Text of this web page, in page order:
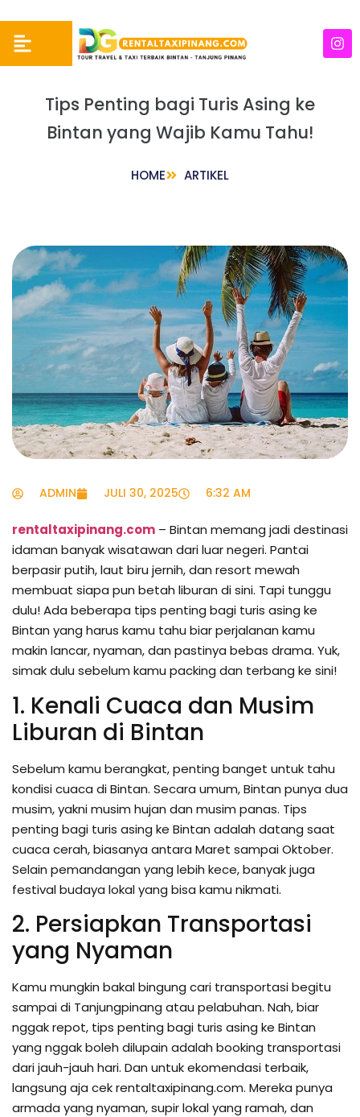
Tips Penting bagi Turis Asing ke
Bintan yang Wajib Kamu Tahu!
HOME ARTIKEL
ADMIN JULI 30, 2025 6:32 AM
rentaltaxipinang.com – Bintan memang jadi destinasi
idaman banyak wisatawan dari luar negeri. Pantai
berpasir putih, laut biru jernih, dan resort mewah
membuat siapa pun betah liburan di sini. Tapi tunggu
dulu! Ada beberapa tips penting bagi turis asing ke
Bintan yang harus kamu tahu biar perjalanan kamu
makin lancar, nyaman, dan pastinya bebas drama. Yuk,
simak dulu sebelum kamu packing dan terbang ke sini!
1. Kenali Cuaca dan Musim
Liburan di Bintan
Sebelum kamu berangkat, penting banget untuk tahu
kondisi cuaca di Bintan. Secara umum, Bintan punya dua
musim, yakni musim hujan dan musim panas. Tips
penting bagi turis asing ke Bintan adalah datang saat
cuaca cerah, biasanya antara Maret sampai Oktober.
Selain pemandangan yang lebih kece, banyak juga
festival budaya lokal yang bisa kamu nikmati.
2. Persiapkan Transportasi
yang Nyaman
Kamu mungkin bakal bingung cari transportasi begitu
sampai di Tanjungpinang atau pelabuhan. Nah, biar
nggak repot, tips penting bagi turis asing ke Bintan
yang nggak boleh dilupain adalah booking transportasi
dari jauh-jauh hari. Dan untuk ekomendasi terbaik,
langsung aja cek rentaltaxipinang.com. Mereka punya
armada yang nyaman, supir lokal yang ramah, dan